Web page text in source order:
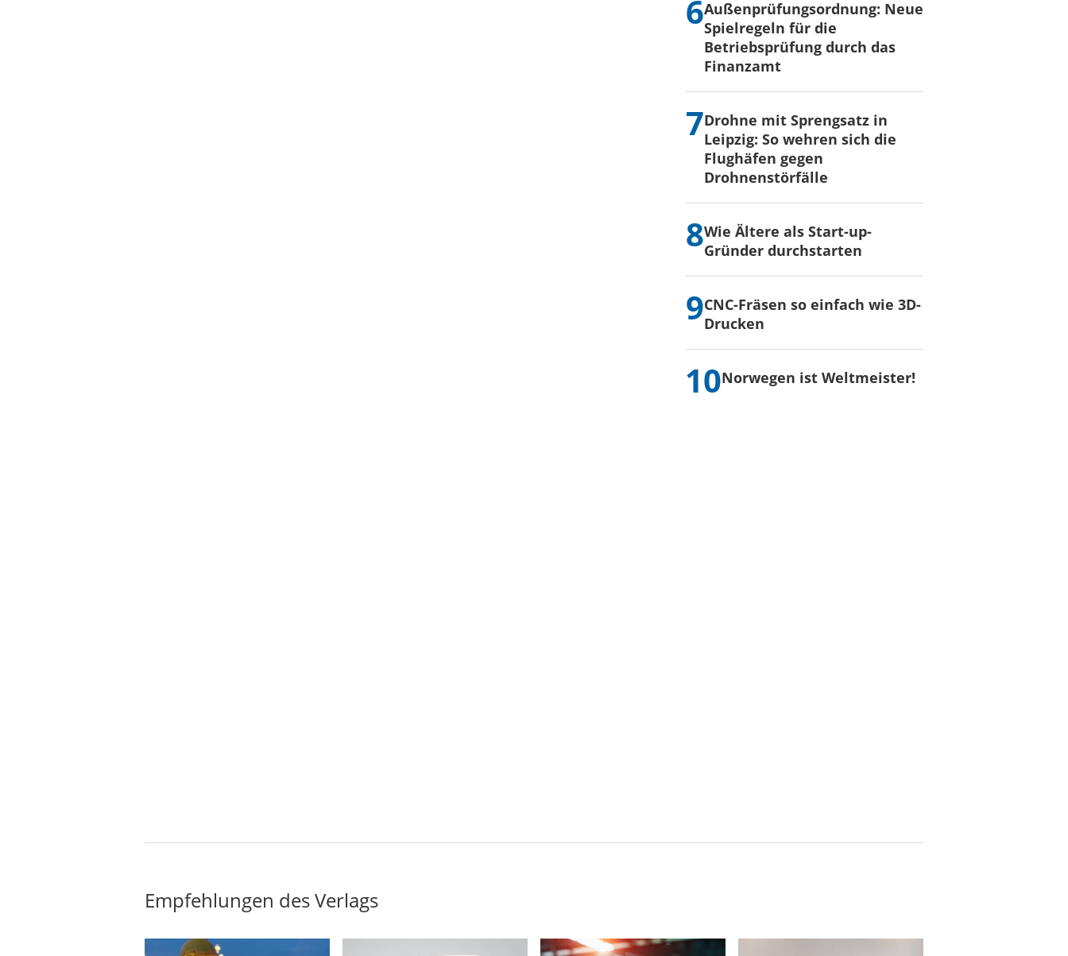
Außenprüfungsordnung: Neue
Spielregeln für die
Betriebsprüfung durch das
Finanzamt
Drohne mit Sprengsatz in
Leipzig: So wehren sich die
Flughäfen gegen
Drohnenstörfälle
Wie Ältere als Start-up-
Gründer durchstarten
CNC-Fräsen so einfach wie 3D-
Drucken
Norwegen ist Weltmeister!
Empfehlungen des Verlags